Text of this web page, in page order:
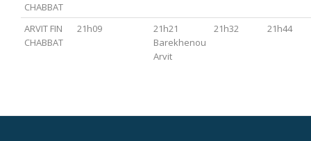
CHABBAT
ARVIT FIN
CHABBAT
21h09
21h21
Barekhenou
Arvit
21h32 21h44